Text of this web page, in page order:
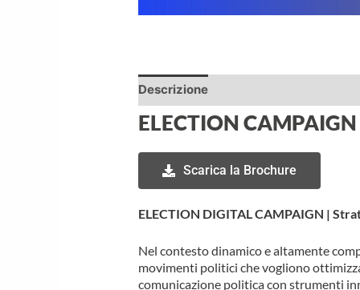
Descrizione
ELECTION CAMPAIGN
Scarica la Brochure
ELECTION DIGITAL CAMPAIGN |
Nel contesto dinamico e altamente
movimenti politici che vogliono
comunicazione politica con strumenti